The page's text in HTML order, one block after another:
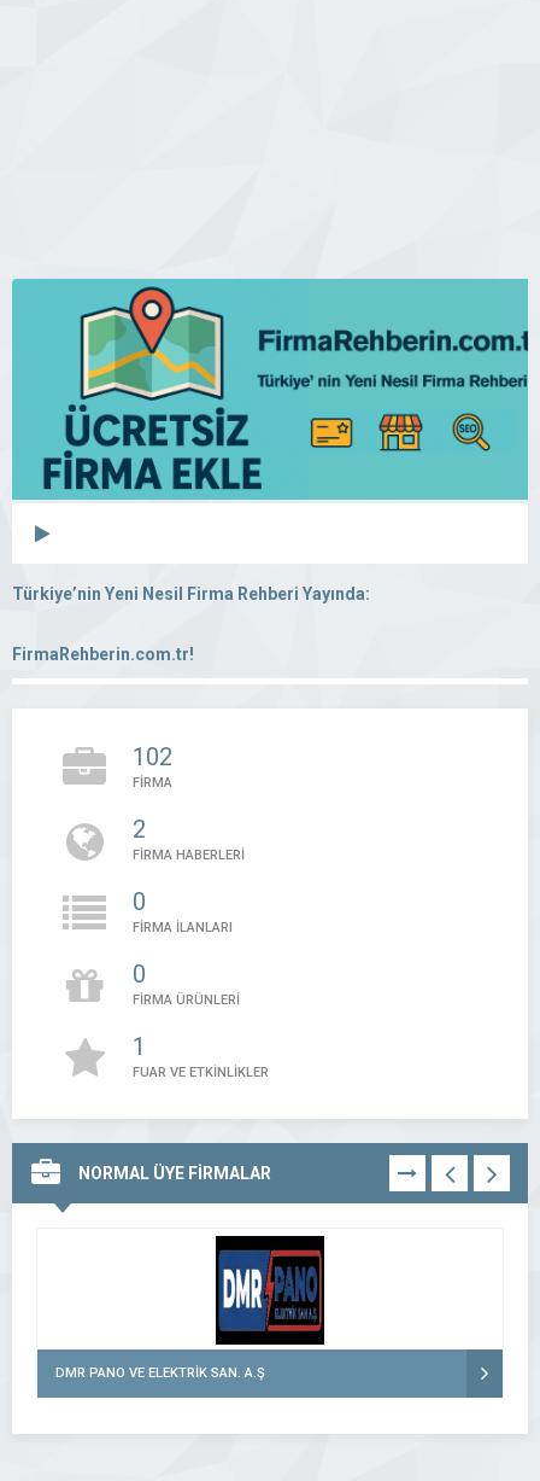
Türkiye’nin Yeni Nesil Firma Rehberi Yayında:
FirmaRehberin.com.tr!
102
FİRMA
2
FİRMA HABERLERİ
0
FİRMA İLANLARI
0
FİRMA ÜRÜNLERİ
1
FUAR VE ETKİNLİKLER
NORMAL ÜYE FİRMALAR TÜMÜNÜ
GÖR
DMR PANO VE ELEKTRİK SAN. A.Ş